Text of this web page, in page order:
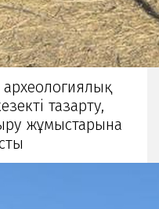
тазарту,
жұмыстарына